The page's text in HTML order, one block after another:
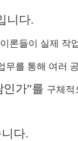
니다.
론들이 실제 작
무를 통해 여러
인가”를 구체적
다.